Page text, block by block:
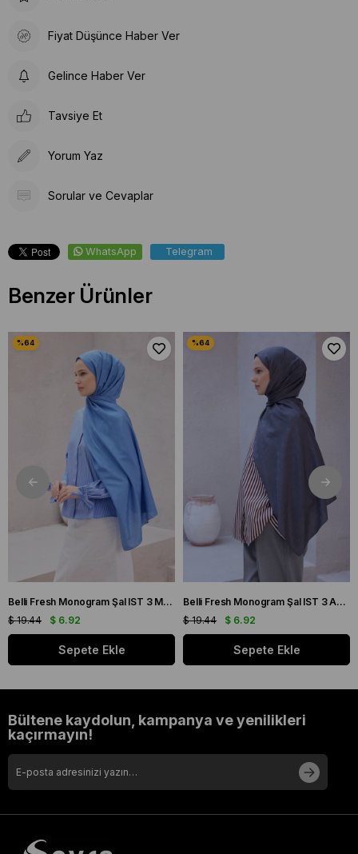
Fiyat Düşünce Haber Ver
Gelince Haber Ver
Tavsiye Et
Yorum Yaz
Sorular ve Cevaplar
WhatsApp Telegram
Benzer Ürünler
Belli Fresh Monogram Şal IST 3 Mavi 113
$ 6.92
$ 19.44
Sepete Ekle
Belli Fresh Monogram Şal IST 3 Antrasit 106
$ 6.92
$ 19.44
Sepete Ekle
Bültene kaydolun, kampanya ve yenilikleri
kaçırmayın!